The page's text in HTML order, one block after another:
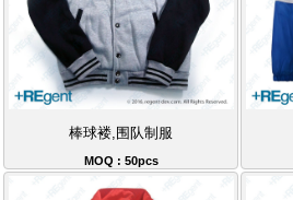
棒球褛,围队制服
MOQ : 50pcs